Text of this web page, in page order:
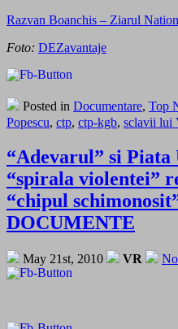
Razvan Boanchis – Ziarul
Foto: DEZavantaje
Posted in Documentare, Top
Popescu, ctp, ctp-kgb, sclavii lui
“Adevarul” si
“spirala violentei”
“chipul
DOCUMENTE
May 21st, 2010 VR